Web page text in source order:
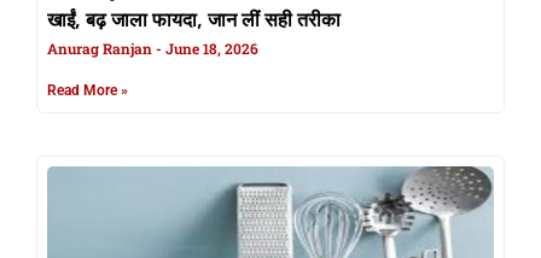
खाईं, बढ़ जाला फायदा, जान लीं सही तरीका
Anurag Ranjan June 18, 2026
Read More »